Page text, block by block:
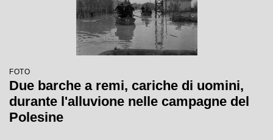
FOTO
Due barche a remi, cariche di uomini,
durante l'alluvione nelle campagne del
Polesine